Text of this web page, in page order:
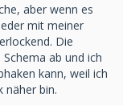
aber wenn es
mit meiner
Die
ab und ich
kann, weil ich
näher bin.